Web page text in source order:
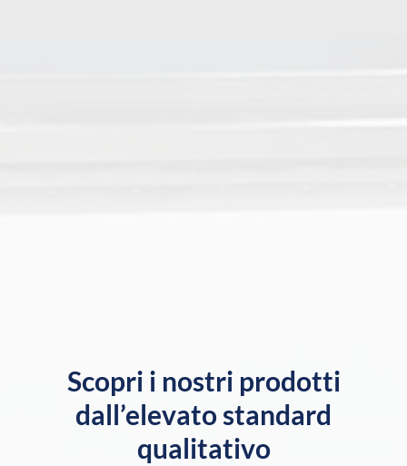
Scopri i nostri prodotti
dall’elevato standard
qualitativo